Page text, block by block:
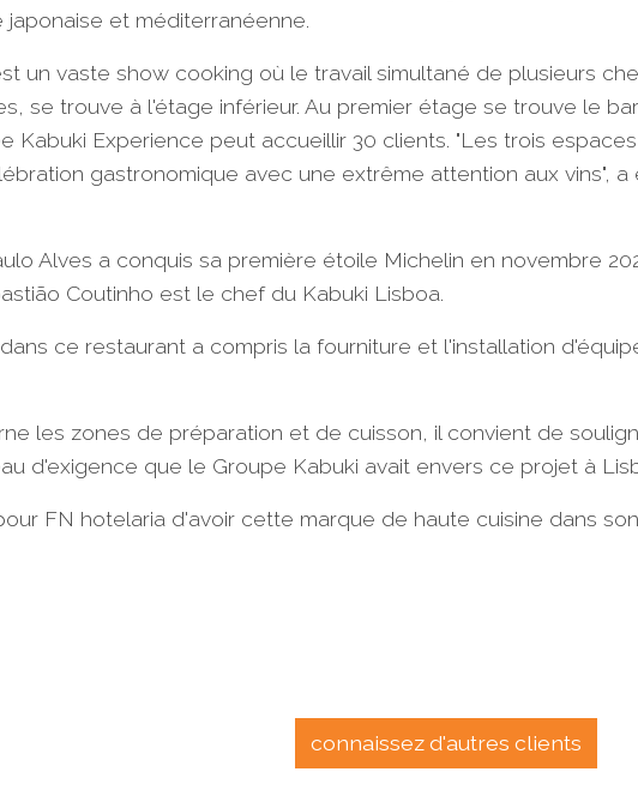
et méditerranéenne.
un vaste show cooking où le travail simultané de plusieurs
se trouve à l'étage inférieur. Au premier étage se trouve le
Kabuki Experience peut accueillir 30 clients. "Les trois
gastronomique avec une extrême attention aux vins",
Alves a conquis sa première étoile Michelin en novembre
Coutinho est le chef du Kabuki Lisboa.
ce restaurant a compris la fourniture et l'installation
les zones de préparation et de cuisson, il convient de
d'exigence que le Groupe Kabuki avait envers ce projet à
FN hotelaria d'avoir cette marque de haute cuisine dans
connaissez d'autres clients